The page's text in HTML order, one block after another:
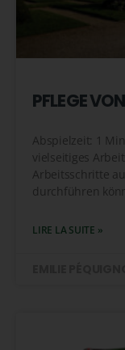
PFLEGE
Abspielzeit: 1
vielseitiges
Arbeitsschritte
durchführen
LIRE LA SUITE »